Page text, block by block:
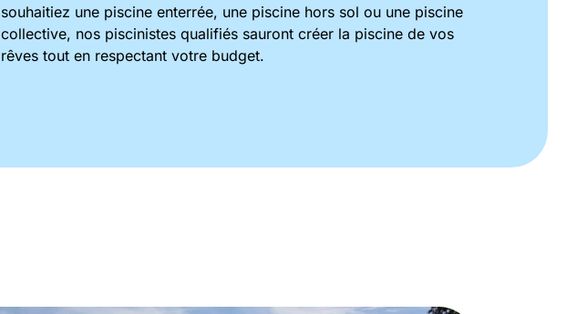
souhaitiez une piscine enterrée, une piscine hors sol ou une piscine
collective, nos piscinistes qualifiés sauront créer la piscine de vos
rêves tout en respectant votre budget.